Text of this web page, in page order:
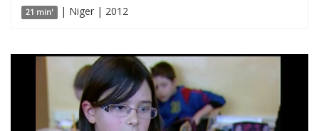
21 min' | Niger | 2012